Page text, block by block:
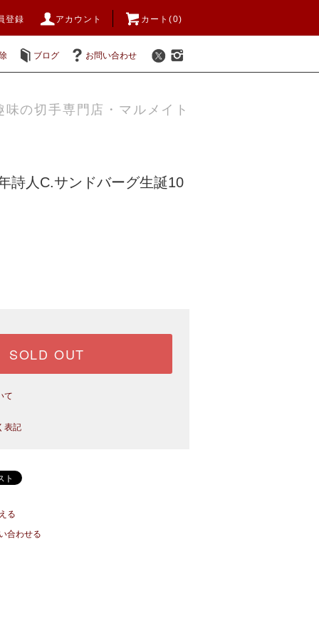
登録 アカウント カート(0)
ブログ お問い合わせ
味の切手専門店・マルメイト
詩人C.サンドバーグ生誕10
SOLD OUT
て
表記
る
合わせる